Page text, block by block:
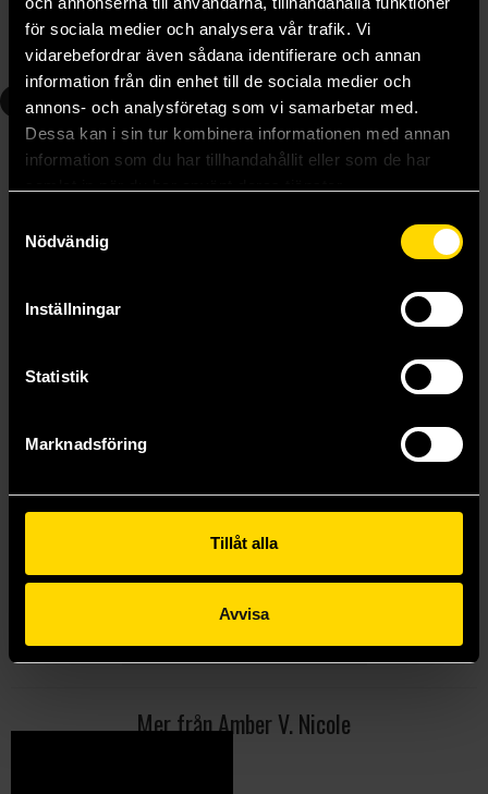
för sociala medier och analysera vår trafik. Vi
vidarebefordrar även sådana identifierare och annan
information från din enhet till de sociala medier och
annons- och analysföretag som vi samarbetar med.
Dessa kan i sin tur kombinera informationen med annan
information som du har tillhandahållit eller som de har
Nödvändig
Inställningar
Statistik
Marknadsföring
Tillåt alla
Avvisa
Beställ Beställ
175 kr
Beställ
Visa alla delar och format
Mer från Amber V. Nicole